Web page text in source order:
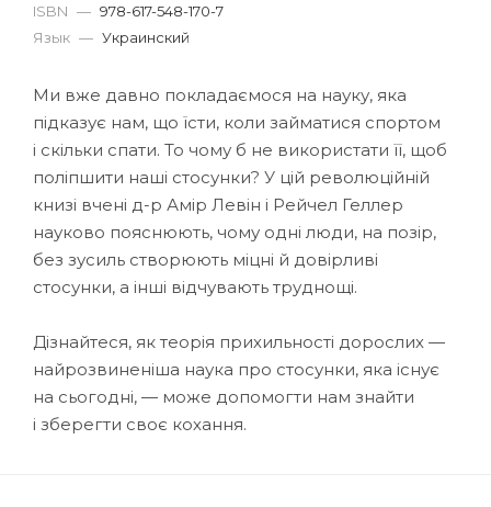
ISBN — 978-617-548-170-7
Язык — Украинский
Ми вже давно покладаємося на науку, яка
підказує нам, що їсти, коли займатися спортом
і скільки спати. То чому б не використати її, щоб
поліпшити наші стосунки? У цій революційній
книзі вчені д-р Амір Левін і Рейчел Геллер
науково пояснюють, чому одні люди, на позір,
без зусиль створюють міцні й довірливі
стосунки, а інші відчувають труднощі.
Дізнайтеся, як теорія прихильності дорослих —
найрозвиненіша наука про стосунки, яка існує
на сьогодні, — може допомогти нам знайти
і зберегти своє кохання.